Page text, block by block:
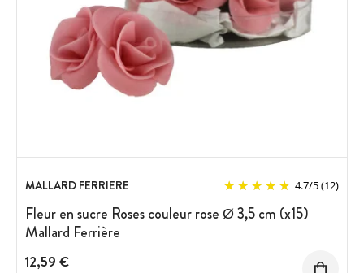
MALLARD FERRIERE 4.7/5(12)
Fleur en sucre Roses couleur rose Ø 3,5 cm (x15)
Mallard Ferrière
12,59 €